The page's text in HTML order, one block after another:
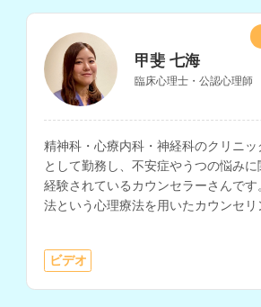
甲斐 七海
臨床心理士・公認心理師
精神科・心療内科・神経科のクリニ
として勤務し、不安症やうつの悩みに
経験されているカウンセラーさんで
法という心理療法を用いたカウンセリ
ビデオ